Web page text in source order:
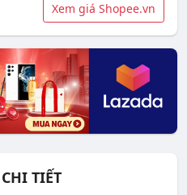
Xem giá Shopee.vn
TIẾT